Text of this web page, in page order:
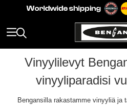
Vinyylilevyt
vinyyliparadisi
Bengansilla rakastamme vinyyliä ja